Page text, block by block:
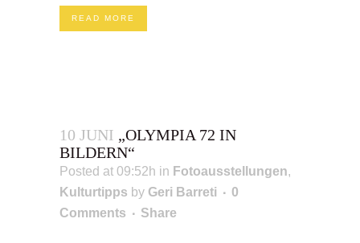
READ MORE
10 JUNI „OLYMPIA 72 IN
BILDERN“
Posted at 09:52h in Fotoausstellungen,
Kulturtipps by Geri Barreti
0
Comments
Share